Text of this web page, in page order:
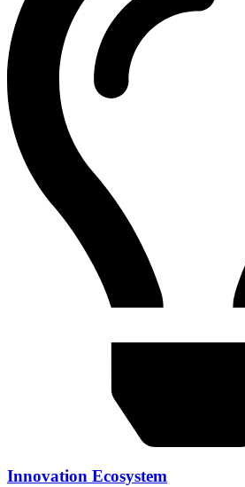
Innovation Ecosystem